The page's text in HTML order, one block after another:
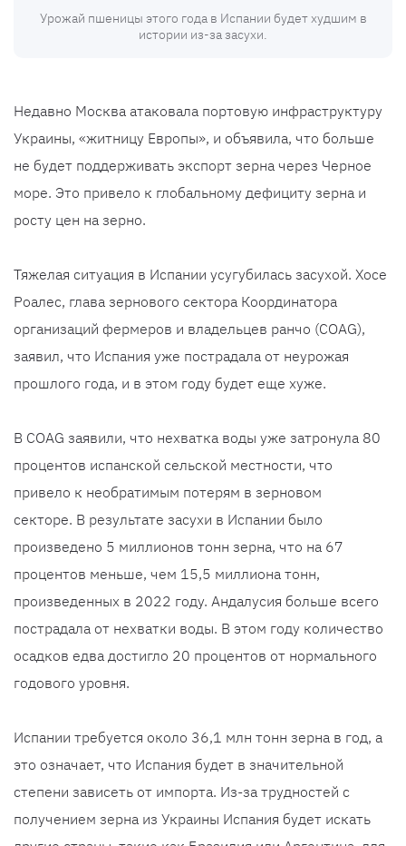
Урожай пшеницы этого года в Испании будет худшим в
истории из-за засухи.
Недавно Москва атаковала портовую инфраструктуру
Украины, «житницу Европы», и объявила, что больше
не будет поддерживать экспорт зерна через Черное
море. Это привело к глобальному дефициту зерна и
росту цен на зерно.
Тяжелая ситуация в Испании усугубилась засухой. Хосе
Роалес, глава зернового сектора Координатора
организаций фермеров и владельцев ранчо (COAG),
заявил, что Испания уже пострадала от неурожая
прошлого года, и в этом году будет еще хуже.
В COAG заявили, что нехватка воды уже затронула 80
процентов испанской сельской местности, что
привело к необратимым потерям в зерновом
секторе. В результате засухи в Испании было
произведено 5 миллионов тонн зерна, что на 67
процентов меньше, чем 15,5 миллиона тонн,
произведенных в 2022 году. Андалусия больше всего
пострадала от нехватки воды. В этом году количество
осадков едва достигло 20 процентов от нормального
годового уровня.
Испании требуется около 36,1 млн тонн зерна в год, а
это означает, что Испания будет в значительной
степени зависеть от импорта. Из-за трудностей с
получением зерна из Украины Испания будет искать